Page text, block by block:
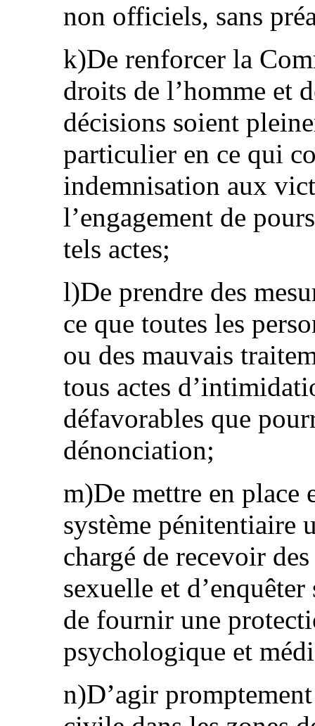
non officiels, sans
k)De renforcer la
droits de l’homme et
décisions soient
particulier en ce qui
indemnisation aux
l’engagement de
tels actes;
l)De prendre des
ce que toutes les
ou des mauvais
tous actes
défavorables que
dénonciation;
m)De mettre en place
système pénitentiaire
chargé de recevoir
sexuelle et
de fournir une
psychologique et
n)D’agir